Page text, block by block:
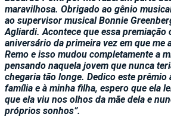
maravilhosa. Obrigado ao gênio
ao supervisor musical Bonnie
Agliardi. Acontece que essa premiação
aniversário da primeira vez em que me
Remo e isso mudou completamente a
pensando naquela jovem que nunca
chegaria tão longe. Dedico este prêmio
família e à minha filha, espero que ela
que ela viu nos olhos da mãe dela e
próprios sonhos”.